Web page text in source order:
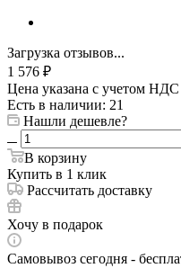
Загрузка отзывов...
1 576 ₽
Цена указана с учетом
Есть в наличии: 21
Нашли дешевле?
В корзину
Купить в 1 клик
Рассчитать доставку
Хочу в подарок
Самовывоз сегодня -